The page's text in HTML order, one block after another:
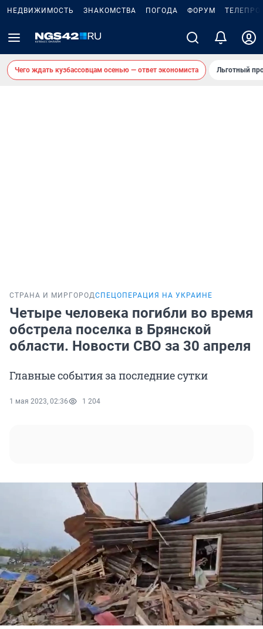
НЕДВИЖИМОСТЬ ЗНАКОМСТВА ПОГОДА ФОРУМ
Чего ждать кузбассовцам осенью — ответ экономиста Льготный
СТРАНА И МИР ГОРОДСПЕЦОПЕРАЦИЯ НА УКРАИНЕ
Четыре человека погибли во время
обстрела поселка в Брянской
области. Новости СВО за 30 апреля
Главные события за последние сутки
1 мая 2023, 02:36 1 204